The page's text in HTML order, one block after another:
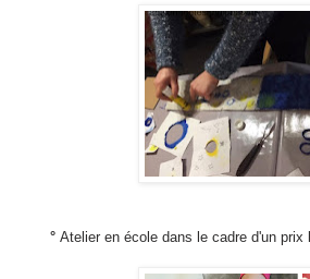
° Atelier en école dans le cadre d'un prix